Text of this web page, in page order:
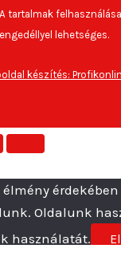
tartalmak
engedéllyel lehetséges.
készítés:
Oldalunk
használatát.